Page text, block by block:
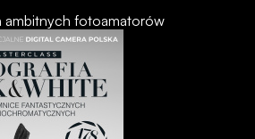
ambitnych fotoamatorów